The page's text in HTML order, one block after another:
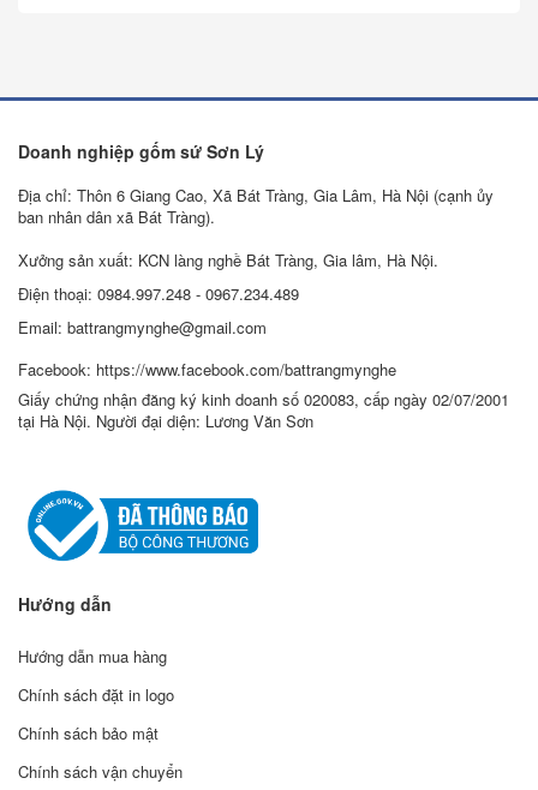
Doanh nghiệp gốm sứ Sơn Lý
Địa chỉ: Thôn 6 Giang Cao, Xã Bát Tràng, Gia Lâm, Hà Nội (cạnh ủy
ban nhân dân xã Bát Tràng).
Xưởng sản xuất: KCN làng nghề Bát Tràng, Gia lâm, Hà Nội.
Điện thoại: 0984.997.248 - 0967.234.489
Email: battrangmynghe@gmail.com
Facebook: https://www.facebook.com/battrangmynghe
Giấy chứng nhận đăng ký kinh doanh số 020083, cấp ngày 02/07/2001
tại Hà Nội. Người đại diện: Lương Văn Sơn
Hướng dẫn
Hướng dẫn mua hàng
Chính sách đặt in logo
Chính sách bảo mật
Chính sách vận chuyển